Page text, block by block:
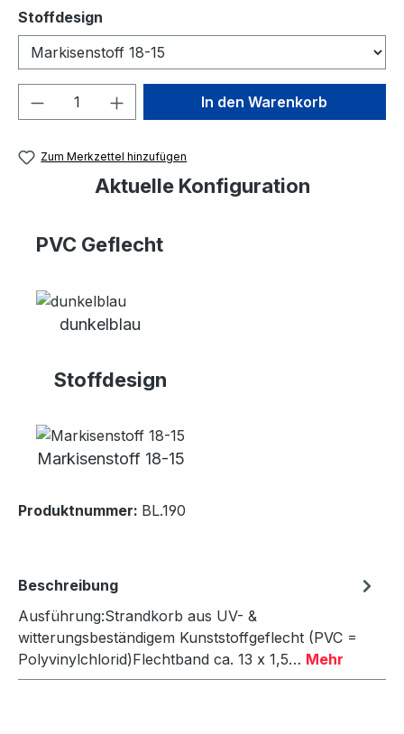
Stoffdesign
Produkt Anzahl: Gib denIn den Warenkorb
Zum Merkzettel hinzufügen
Aktuelle Konfiguration
PVC Geflecht
dunkelblau
Stoffdesign
Markisenstoff 18-15
Produktnummer: BL.190
Beschreibung
Ausführung:Strandkorb aus UV- &
witterungsbeständigem Kunststoffgeflecht (PVC =
Polyvinylchlorid)Flechtband ca. 13 x 1,5… Mehr